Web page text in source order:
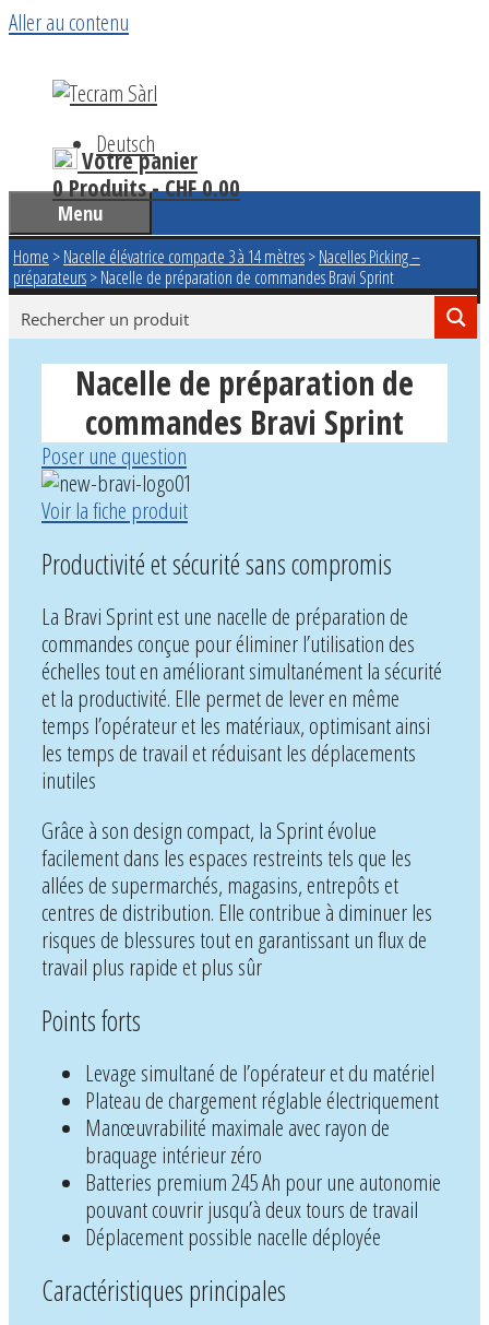
Aller au contenu
Deutsch
Votre panier
0 Produits -CHF0.00
Menu
Home >Nacelle élévatrice compacte 3 à 14 mètres>Nacelles Picking –
préparateurs>Nacelle de préparation de commandes Bravi Sprint
Nacelle de préparation de
commandes Bravi Sprint
Poser une question
Voir la fiche produit
Productivité et sécurité sans compromis
La Bravi Sprint est une nacelle de préparation de
commandes conçue pour éliminer l’utilisation des
échelles tout en améliorant simultanément la sécurité
et la productivité. Elle permet de lever en même
temps l’opérateur et les matériaux, optimisant ainsi
les temps de travail et réduisant les déplacements
inutiles
Grâce à son design compact, la Sprint évolue
facilement dans les espaces restreints tels que les
allées de supermarchés, magasins, entrepôts et
centres de distribution. Elle contribue à diminuer les
risques de blessures tout en garantissant un flux de
travail plus rapide et plus sûr
Points forts
Levage simultané de l’opérateur et du matériel
Plateau de chargement réglable électriquement
Manœuvrabilité maximale avec rayon de
braquage intérieur zéro
Batteries premium 245 Ah pour une autonomie
pouvant couvrir jusqu’à deux tours de travail
Déplacement possible nacelle déployée
Caractéristiques principales